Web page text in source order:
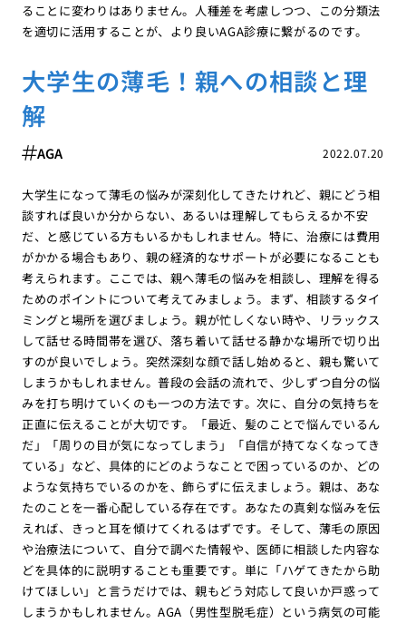
ることに変わりはありません。人種差を考慮しつつ、この分類法
を適切に活用することが、より良いAGA診療に繋がるのです。
大学生の薄毛！親への相談と理
解
2022.07.20
AGA
大学生になって薄毛の悩みが深刻化してきたけれど、親にどう相
談すれば良いか分からない、あるいは理解してもらえるか不安
だ、と感じている方もいるかもしれません。特に、治療には費用
がかかる場合もあり、親の経済的なサポートが必要になることも
考えられます。ここでは、親へ薄毛の悩みを相談し、理解を得る
ためのポイントについて考えてみましょう。まず、相談するタイ
ミングと場所を選びましょう。親が忙しくない時や、リラックス
して話せる時間帯を選び、落ち着いて話せる静かな場所で切り出
すのが良いでしょう。突然深刻な顔で話し始めると、親も驚いて
しまうかもしれません。普段の会話の流れで、少しずつ自分の悩
みを打ち明けていくのも一つの方法です。次に、自分の気持ちを
正直に伝えることが大切です。「最近、髪のことで悩んでいるん
だ」「周りの目が気になってしまう」「自信が持てなくなってき
ている」など、具体的にどのようなことで困っているのか、どの
ような気持ちでいるのかを、飾らずに伝えましょう。親は、あな
たのことを一番心配している存在です。あなたの真剣な悩みを伝
えれば、きっと耳を傾けてくれるはずです。そして、薄毛の原因
や治療法について、自分で調べた情報や、医師に相談した内容な
どを具体的に説明することも重要です。単に「ハゲてきたから助
けてほしい」と言うだけでは、親もどう対応して良いか戸惑って
しまうかもしれません。AGA（男性型脱毛症）という病気の可能